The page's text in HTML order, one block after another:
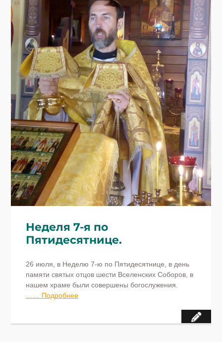
Неделя 7-я по
Пятидесятнице.
26 июля, в Неделю 7-ю по Пятидесятнице, в день
памяти святых отцов шести Вселенских Соборов, в
нашем храме были совершены богослужения.
…… Подробнее